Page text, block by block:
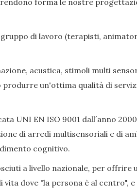
forma le nostre
di lavoro (terapisti,
acustica, stimoli multi
produrre un'ottima qualità di
UNI EN ISO 9001 dall´anno
di arredi multisensoriali e di
cognitivo.
a livello nazionale, per offrire
dove "la persona è al centro",